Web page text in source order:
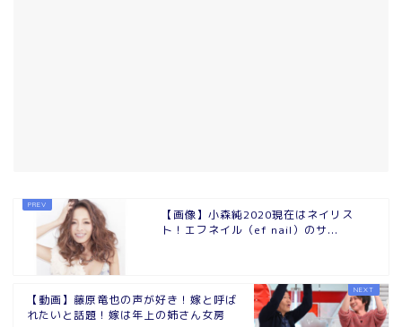
【画像】小森純2020現在はネイリス
ト！エフネイル（ef nail）のサ...
【動画】藤原竜也の声が好き！嫁と呼ば
れたいと話題！嫁は年上の姉さん女房